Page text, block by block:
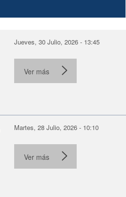
Jueves, 30 Julio, 2026 - 13:45
Ver más
Martes, 28 Julio, 2026 - 10:10
Ver más